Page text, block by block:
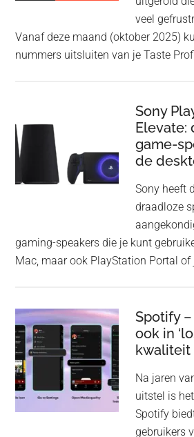
1000XM6
nieuwe
veel
Vanaf deze maand (oktober 2025)
nummers uitsluiten van je Taste
Sony
Elevate:
game-
de
Sony heeft
draadloze
gaming-speakers die je kunt
Mac, maar ook PlayStation Portal
Spotify
ook in
kwaliteit
Na jaren
uitstel is
Spotify
gebruikers